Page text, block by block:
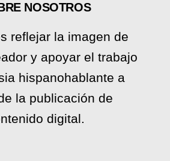
NOSOTROS
reflejar la imagen de
y apoyar el trabajo
hispanohablante a
la publicación de
digital.